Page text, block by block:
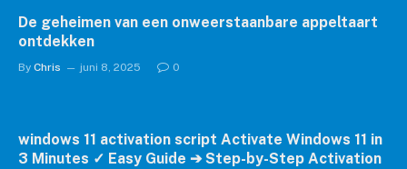
De geheimen van een onweerstaanbare appeltaart
ontdekken
By Chris juni 8, 2025 0
windows 11 activation script Activate Windows 11 in
3 Minutes ✓ Easy Guide ➔ Step-by-Step Activation